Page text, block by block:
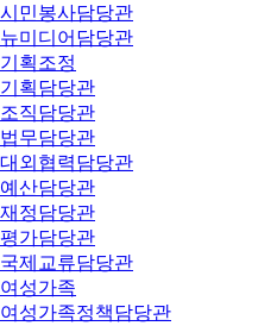
시민봉사담당관
뉴미디어담당관
기획조정
기획담당관
조직담당관
법무담당관
대외협력담당관
예산담당관
재정담당관
평가담당관
국제교류담당관
여성가족
여성가족정책담당관